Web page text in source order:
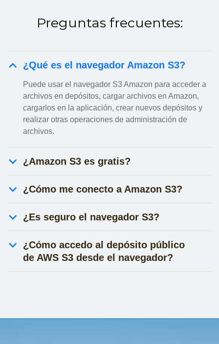
Preguntas frecuentes:
¿Qué es el navegador Amazon S3?
Puede usar el navegador S3 Amazon para acceder a
archivos en depósitos, cargar archivos en Amazon,
cargarlos en la aplicación, crear nuevos depósitos y
realizar otras operaciones de administración de
archivos.
¿Amazon S3 es gratis?
¿Cómo me conecto a Amazon S3?
¿Es seguro el navegador S3?
¿Cómo accedo al depósito público
de AWS S3 desde el navegador?